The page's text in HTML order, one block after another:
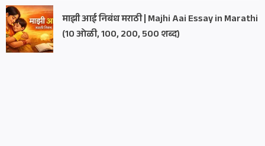
माझी आई निबंध मराठी | Majhi Aai Essay in Marathi
(10 ओळी, 100, 200, 500 शब्द)